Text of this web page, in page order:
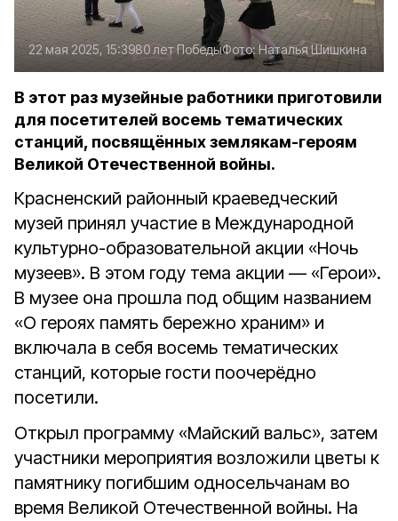
22 мая 2025, 15:3980 лет ПобедыФото:Наталья Шишкина
В этот раз музейные работники приготовили
для посетителей восемь тематических
станций, посвящённых землякам-героям
Великой Отечественной войны.
Красненский районный краеведческий
музей принял участие в Международной
культурно-образовательной акции «Ночь
музеев». В этом году тема акции — «Герои».
В музее она прошла под общим названием
«О героях память бережно храним» и
включала в себя восемь тематических
станций, которые гости поочерёдно
посетили.
Открыл программу «Майский вальс», затем
участники мероприятия возложили цветы к
памятнику погибшим односельчанам во
время Великой Отечественной войны. На